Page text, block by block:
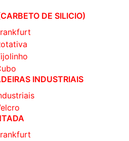
DE SILICIO)
INDUSTRIAIS